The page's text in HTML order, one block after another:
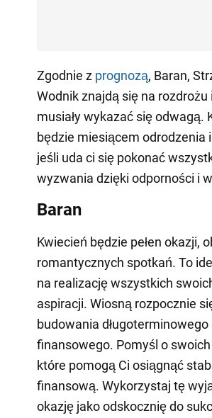
Zgodnie z prognozą, Baran,
Wodnik znajdą się na rozdrożu
musiały wykazać się odwagą.
będzie miesiącem odrodzenia
jeśli uda ci się pokonać
wyzwania dzięki odporności i
Baran
Kwiecień będzie pełen okazji,
romantycznych spotkań. To
na realizację wszystkich
aspiracji. Wiosną rozpocznie
budowania długoterminowego
finansowego. Pomyśl o
które pomogą Ci osiągnąć
finansową. Wykorzystaj tę
okazję jako odskocznię do